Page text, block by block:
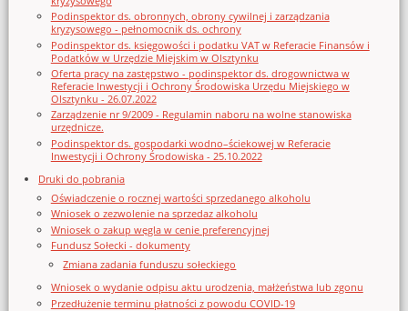
Podinspektor ds. obronnych, obrony cywilnej i zarządzania
kryzysowego - pełnomocnik ds. ochrony
Podinspektor ds. księgowości i podatku VAT w Referacie Finansów i
Podatków w Urzędzie Miejskim w Olsztynku
Oferta pracy na zastępstwo - podinspektor ds. drogownictwa w
Referacie Inwestycji i Ochrony Środowiska Urzędu Miejskiego w
Olsztynku - 26.07.2022
Zarządzenie nr 9/2009 - Regulamin naboru na wolne stanowiska
urzędnicze.
Podinspektor ds. gospodarki wodno–ściekowej w Referacie
Inwestycji i Ochrony Środowiska - 25.10.2022
Druki do pobrania
Oświadczenie o rocznej wartości sprzedanego alkoholu
Wniosek o zezwolenie na sprzedaz alkoholu
Wniosek o zakup węgla w cenie preferencyjnej
Fundusz Sołecki - dokumenty
Zmiana zadania funduszu sołeckiego
Wniosek o wydanie odpisu aktu urodzenia, małżeństwa lub zgonu
Przedłużenie terminu płatności z powodu COVID-19